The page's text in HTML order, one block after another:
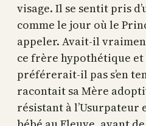
visage. Il se sentit pris
comme le jour où le
appeler. Avait-il
ce frère hypothétique et
préférerait-il pas s’en
racontait sa Mère
résistant à